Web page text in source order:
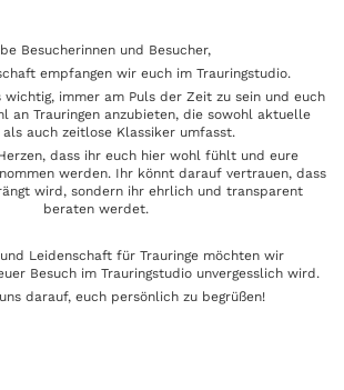
Besucherinnen und Besucher,
empfangen wir euch im Trauringstudio.
wichtig, immer am Puls der Zeit zu sein und euch
an Trauringen anzubieten, die sowohl aktuelle
als auch zeitlose Klassiker umfasst.
dass ihr euch hier wohl fühlt und eure
werden. Ihr könnt darauf vertrauen, dass
wird, sondern ihr ehrlich und transparent
beraten werdet.
Leidenschaft für Trauringe möchten wir
Besuch im Trauringstudio unvergesslich wird.
darauf, euch persönlich zu begrüßen!